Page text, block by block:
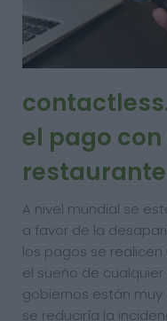
el pago
A nivel mundial se
a favor de la
los pagos se
el sueño de
gobiernos están
se reduciría la